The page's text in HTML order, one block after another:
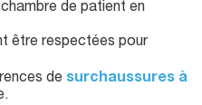
de patient en
être respectées pour
de surchaussures à